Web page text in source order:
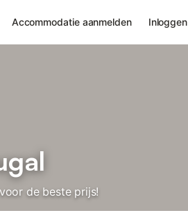
Accommodatie aanmelden Inloggen
de beste prijs!